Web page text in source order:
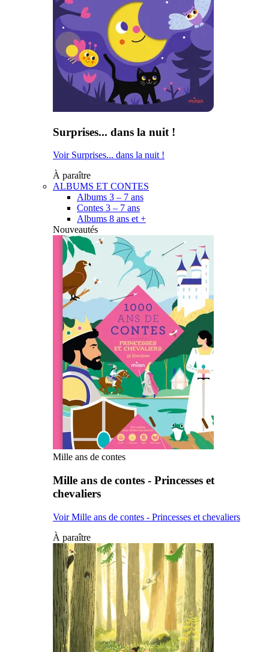
Surprises... dans la nuit !
Voir Surprises... dans la nuit !
À paraître
ALBUMS ET CONTES
Albums 3 – 7 ans
Contes 3 – 7 ans
Albums 8 ans et +
Nouveautés
Mille ans de contes
Mille ans de contes - Princesses et
chevaliers
Voir Mille ans de contes - Princesses et chevaliers
À paraître